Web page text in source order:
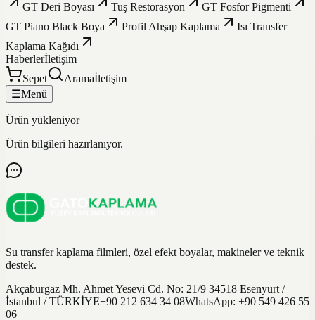
GT Deri Boyası
Tuş Restorasyon
GT Fosfor Pigmenti
GT Piano Black Boya
Profil Ahşap Kaplama
Isı Transfer
Kaplama Kağıdı
Haberlerİletişim
Sepet
Aramaİletişim
☰Menü
Ürün yükleniyor
Ürün bilgileri hazırlanıyor.
Su transfer kaplama filmleri, özel efekt boyalar, makineler ve teknik
destek.
Akçaburgaz Mh. Ahmet Yesevi Cd. No: 21/9 34518 Esenyurt /
İstanbul / TÜRKİYE+90 212 634 34 08WhatsApp: +90 549 426 55
06